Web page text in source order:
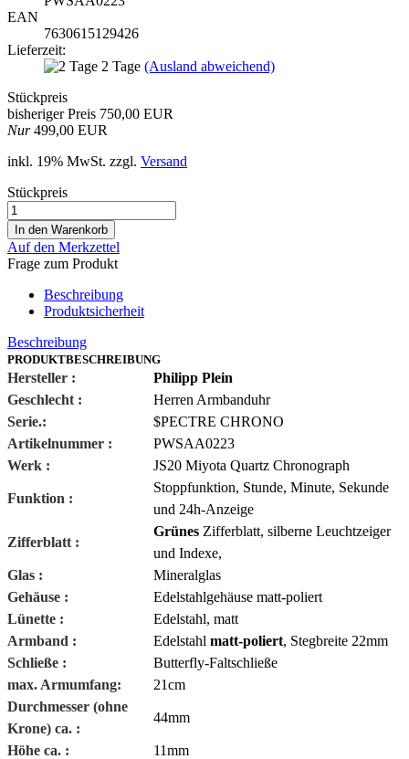
EAN
7630615129426
Lieferzeit:
2 Tage (Ausland abweichend)
Stückpreis
bisheriger Preis 750,00 EUR
Nur499,00 EUR
inkl. 19% MwSt. zzgl. Versand
Stückpreis
Auf den Merkzettel
Frage zum Produkt
Beschreibung
Produktsicherheit
Beschreibung
PRODUKTBESCHREIBUNG
Hersteller :
Philipp Plein
Geschlecht :
Herren Armbanduhr
Serie.:
$PECTRE CHRONO
Artikelnummer :
PWSAA0223
Werk :
JS20 Miyota Quartz Chronograph
Funktion :
Stoppfunktion, Stunde, Minute, Sekunde
und 24h-Anzeige
Zifferblatt :
Grünes Zifferblatt, silberne Leuchtzeiger
und Indexe,
Glas :
Mineralglas
Gehäuse :
Edelstahlgehäuse matt-poliert
Lünette :
Edelstahl, matt
Armband :
Edelstahl matt-poliert, Stegbreite 22mm
Schließe :
Butterfly-Faltschließe
max. Armumfang:
21cm
Durchmesser (ohne
Krone) ca. :
44mm
Höhe ca. :
11mm